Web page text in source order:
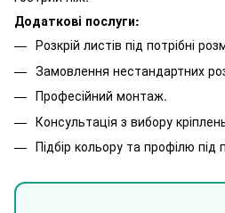
Додаткові послуги:
Розкрій листів під потрібні
Замовлення нестандартних
Професійний монтаж.
Консультація з вибору
Підбір кольору та профілю під